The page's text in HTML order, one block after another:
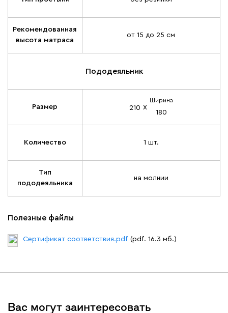
Рекомендованная
высота матраса
от 15 до 25 см
Пододеяльник
Размер 210 х
Ширина
180
Количество 1 шт.
Тип
пододеяльника
на молнии
Полезные файлы
Сертификат соответствия.pdf (pdf. 16.3 мб.)
Вас могут заинтересовать